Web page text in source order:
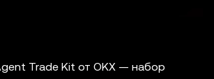
Trade Kit от OKX — набор